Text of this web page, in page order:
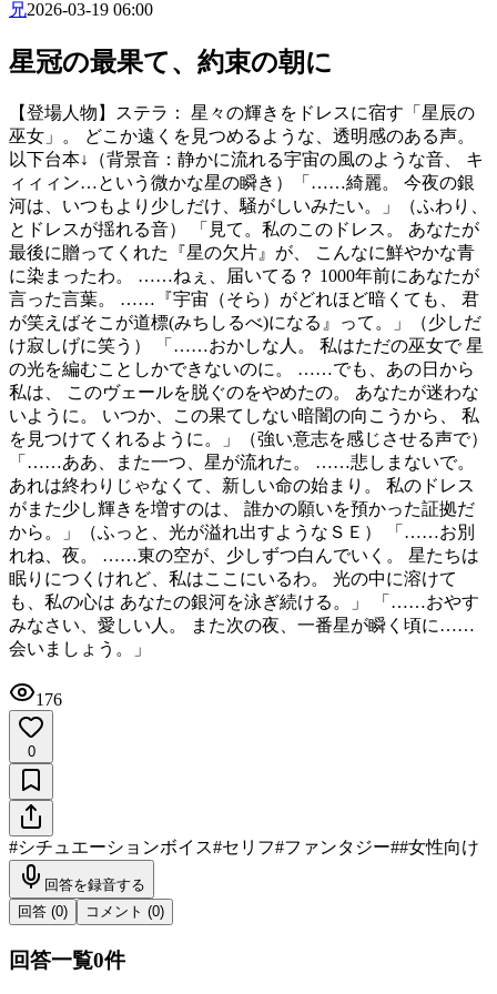
兄2026-03-19 06:00
星冠の最果て、約束の朝に
​【登場人物】 ​ステラ： 星々の輝きをドレスに宿す「星辰の
巫女」。 どこか遠くを見つめるような、透明感のある声。
以下台本↓ ​（背景音：静かに流れる宇宙の風のような音、 キ
ィィィン…という微かな星の瞬き） ​「……綺麗。 今夜の銀
河は、いつもより少しだけ、騒がしいみたい。」 ​（ふわり、
とドレスが揺れる音） 「見て。私のこのドレス。 あなたが
最後に贈ってくれた『星の欠片』が、 こんなに鮮やかな青
に染まったわ。 ……ねぇ、届いてる？ 1000年前にあなたが
言った言葉。 ……『宇宙（そら）がどれほど暗くても、 君
が笑えばそこが道標(みちしるべ)になる』って。」 ​（少しだ
け寂しげに笑う） 「……おかしな人。 私はただの巫女で 星
の光を編むことしかできないのに。 ……でも、あの日から
私は、 このヴェールを脱ぐのをやめたの。 あなたが迷わな
いように。 いつか、この果てしない暗闇の向こうから、 私
を見つけてくれるように。」 ​（強い意志を感じさせる声で）
「……ああ、また一つ、星が流れた。 ……悲しまないで。
あれは終わりじゃなくて、新しい命の始まり。 私のドレス
がまた少し輝きを増すのは、 誰かの願いを預かった証拠だ
から。」 ​（ふっと、光が溢れ出すようなＳＥ） 「……お別
れね、夜。 ……東の空が、少しずつ白んでいく。 星たちは
眠りにつくけれど、私はここにいるわ。 光の中に溶けて
も、私の心は あなたの銀河を泳ぎ続ける。」 「……おやす
みなさい、愛しい人。 また次の夜、一番星が瞬く頃に……
会いましょう。」
176
0
#シチュエーションボイス#セリフ#ファンタジー##女性向け
回答を録音する
回答 (0) コメント (0)
回答一覧0件